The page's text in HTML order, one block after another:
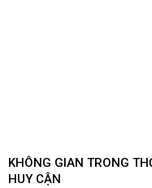
KHÔNG GIAN TRONG
HUY CẬN